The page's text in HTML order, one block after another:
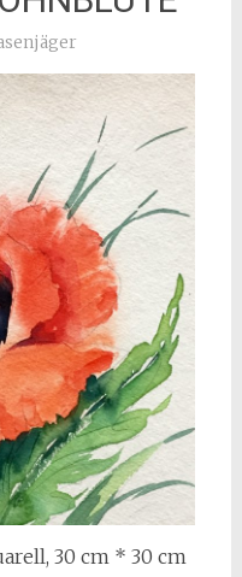
30 cm * 30 cm